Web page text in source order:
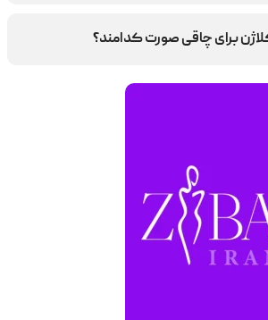
برای چاقی صورت کدامند؟
بیوتی و قرص کلاژن آلکوژن